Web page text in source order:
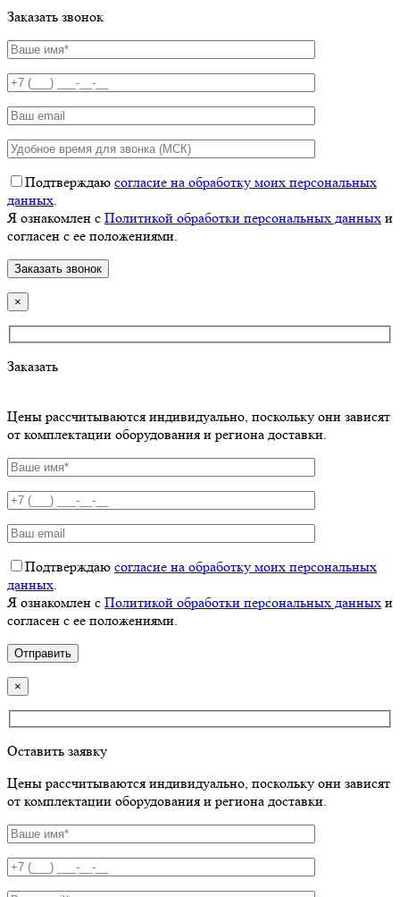
Заказать звонок
Подтверждаю согласие на обработку моих персональных
данных.
Я ознакомлен с Политикой обработки персональных данных и
согласен с ее положениями.
×
Заказать
Цены рассчитываются индивидуально, поскольку они зависят
от комплектации оборудования и региона доставки.
Подтверждаю согласие на обработку моих персональных
данных.
Я ознакомлен с Политикой обработки персональных данных и
согласен с ее положениями.
×
Оставить заявку
Цены рассчитываются индивидуально, поскольку они зависят
от комплектации оборудования и региона доставки.